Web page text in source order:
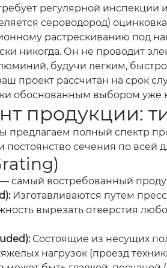
регулярной
сероводород)
растрескиванию под
никогда. Он не проводит
будучи легким,
проект рассчитан на срок
обоснованным выбором уже
продукции:
предлагаем полный спектр
постоянство сечения по всей
самый востребованный
Изготавливаются путем
вырезать отверстия
Состоящие из несущих
нагрузок (проезд